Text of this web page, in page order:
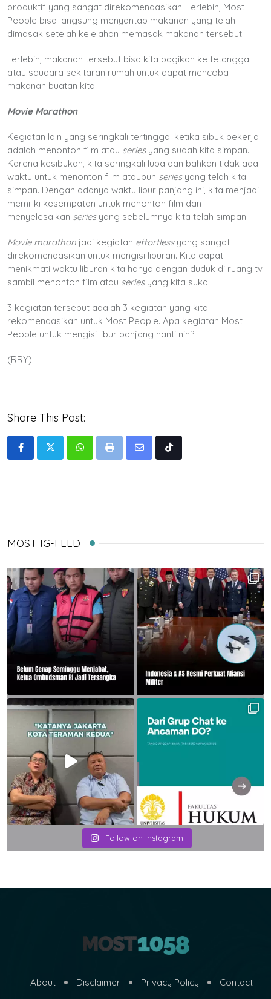
produktif yang sangat direkomendasikan. Terlebih, Most
People bisa langsung menyantap makanan yang telah
dimasak setelah kelelahan memasak makanan tersebut.
Terlebih, makanan tersebut bisa kita bagikan ke tetangga
atau saudara sekitaran rumah untuk dapat mencoba
makanan buatan kita.
Movie Marathon
Kegiatan lain yang seringkali tertinggal ketika sibuk bekerja
adalah menonton film atau series yang sudah kita simpan.
Karena kesibukan, kita seringkali lupa dan bahkan tidak ada
waktu untuk menonton film ataupun series yang telah kita
simpan. Dengan adanya waktu libur panjang ini, kita menjadi
memiliki kesempatan untuk menonton film dan
menyelesaikan series yang sebelumnya kita telah simpan.
Movie marathon jadi kegiatan effortless yang sangat
direkomendasikan untuk mengisi liburan. Kita dapat
menikmati waktu liburan kita hanya dengan duduk di ruang tv
sambil menonton film atau series yang kita suka.
3 kegiatan tersebut adalah 3 kegiatan yang kita
rekomendasikan untuk Most People. Apa kegiatan Most
People untuk mengisi libur panjang nanti nih?
(RRY)
Share This Post:
WhatsappPrint
Share
Tiktok
MOST IG-FEED
Follow on Instagram
About Disclaimer Privacy Policy Contact